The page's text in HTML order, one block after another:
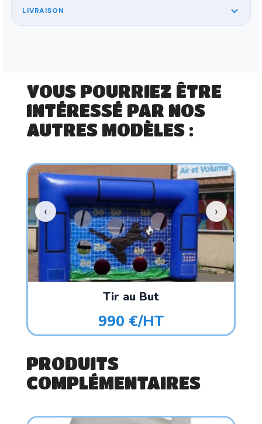
LIVRAISON
VOUS POURRIEZ ÊTRE
INTÉRESSÉ PAR NOS
AUTRES MODÈLES :
Tir au But
990 €/HT
PRODUITS
COMPLÉMENTAIRES